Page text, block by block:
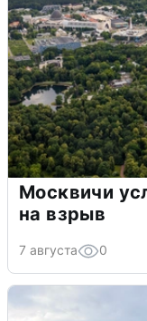
Москвичи
на взрыв
7 августа 0